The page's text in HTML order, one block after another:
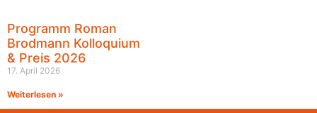
Programm Roman
Brodmann Kolloquium
& Preis 2026
17. April 2026
Weiterlesen »